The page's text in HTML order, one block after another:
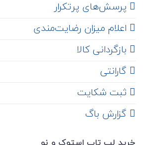
‌ پرسش‌های پرتکرار
اعلام میزان رضایت‌مندی
‌ بازگردانی کالا
گارانتی
ثبت شکایت
‌ گزارش باگ